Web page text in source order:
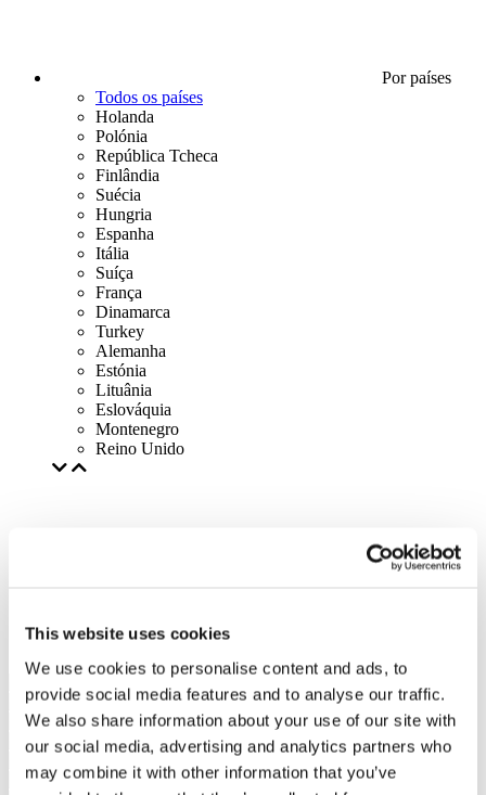
This website uses cookies
We use cookies to personalise content and ads, to
provide social media features and to analyse our traffic.
We also share information about your use of our site with
our social media, advertising and analytics partners who
may combine it with other information that you’ve
Por países
Todos os países
Holanda
Polónia
República Tcheca
Finlândia
Suécia
Hungria
Espanha
Itália
Suíça
França
Dinamarca
Turkey
Alemanha
Estónia
Lituânia
Eslováquia
Montenegro
Reino Unido